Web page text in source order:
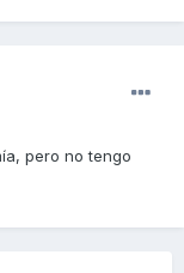
pero no tengo